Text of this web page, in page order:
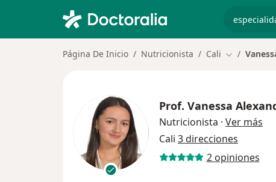
Página De Inicio Nutricionista Cali Cambiar de
Prof. Vanessa
Nutricionista · Ver más
Cali 3 direcciones
2 opiniones